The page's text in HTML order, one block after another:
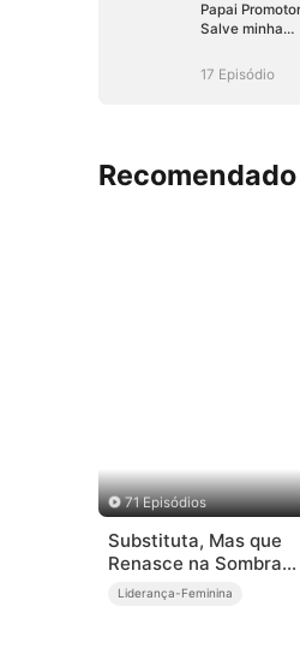
Papai
Salve minha
17 Episódio
71 Episódios
Substituta, Mas que
Renasce na Sombra
(Dublado)
Liderança-Feminina